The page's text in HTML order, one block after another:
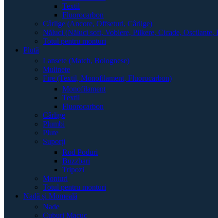
Textil
Fluorocarbon
Cârlige (Ancore, Offseturi, Cârlige)
Năluci (Năluci soft, Voblere, Pilkere, Cicade, Oscilante,
Totul pentru monturi
Plută
Lansete (Match, Bolognese)
Mulinete
Fire (Textil, Monofilament, Fluorocarbon)
Monofilament
Textil
Fluorocarbon
Cârlige
Plumbi
Plute
Suporți
Rod Poduri
Buzzbari
Tripozi
Monturi
Totul pentru monturi
Nadă și Momeală
Nade
Cuburi Macuc